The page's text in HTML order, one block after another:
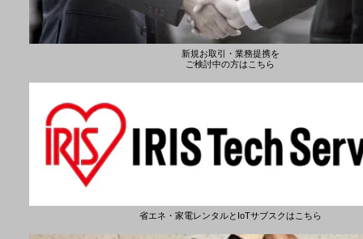
新規お取引・業務提携を
ご検討中の方はこちら
省エネ・家電レンタルとIoTサブスクはこちら